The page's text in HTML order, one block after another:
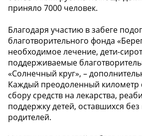
приняло 7000 человек.
Благодаря участию в забеге
благотворительного фонда
необходимое лечение, дети-
поддерживаемые
«Солнечный круг», –
Каждый преодоленный километр
сбору средств на лекарства,
поддержку детей, оставшихся
родителей.